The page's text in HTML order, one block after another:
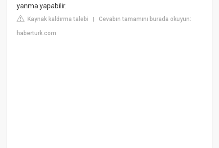
yanma yapabilir.
Kaynak kaldırma talebi |Cevabın tamamını burada okuyun:
haberturk.com